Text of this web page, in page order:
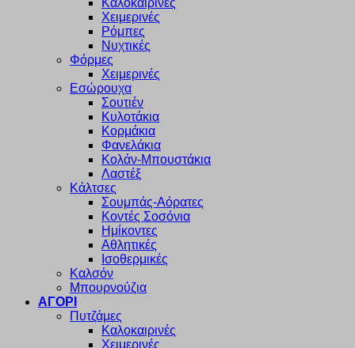
Καλοκαιρινές
Χειμερινές
Ρόμπες
Νυχτικές
Φόρμες
Χειμερινές
Εσώρουχα
Σουτιέν
Κυλοτάκια
Κορμάκια
Φανελάκια
Κολάν-Μπουστάκια
Λαστέξ
Κάλτσες
Σουμπάς-Αόρατες
Κοντές Σοσόνια
Ημίκοντες
Αθλητικές
Ισοθερμικές
Καλσόν
Μπουρνούζια
ΑΓΟΡΙ
Πυτζάμες
Καλοκαιρινές
Χειμερινές